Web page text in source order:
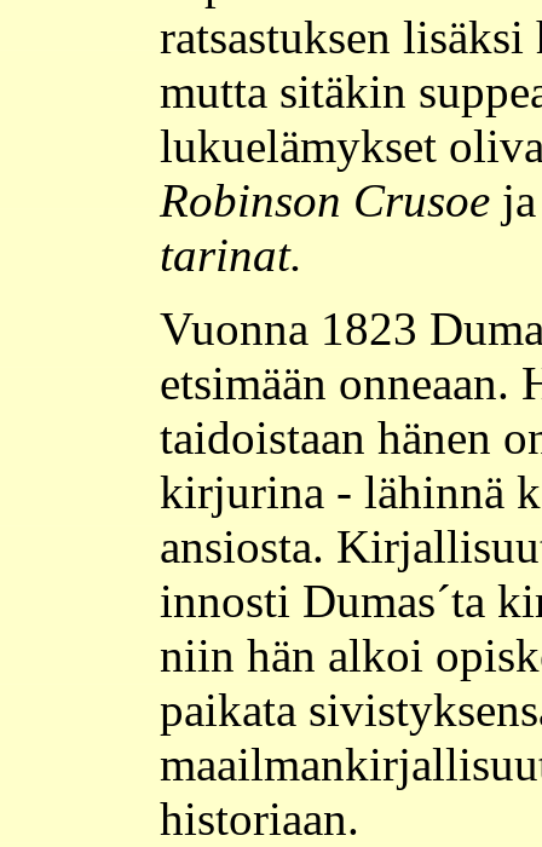
ratsastuksen
mutta sitäkin
lukuelämykset
Robinson Crusoe
tarinat.
Vuonna 1823
etsimään
taidoistaan hänen
kirjurina - lähinnä
ansiosta.
innosti Dumas´ta
niin hän alkoi
paikata
historiaan.